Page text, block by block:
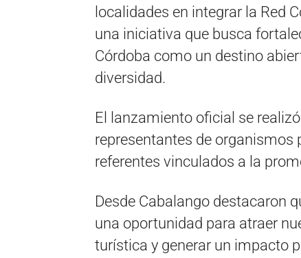
localidades en integrar la Red
una iniciativa que busca
Córdoba como un destino
diversidad.
El lanzamiento oficial se
representantes de organismos
referentes vinculados a la
Desde Cabalango destacaron
una oportunidad para atraer
turística y generar un impacto